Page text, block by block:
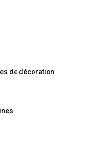
de décoration